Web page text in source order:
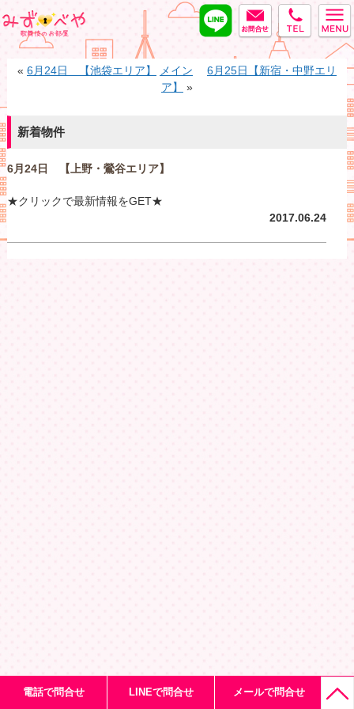
tel
MAIL
LINE
« 6月24日 【池袋エリア】 メイン
6月25日【新宿・中野エリ
ア】
»
新着物件
6月24日 【上野・鶯谷エリア】
★クリックで最新情報をGET★
2017.06.24
電話で問合せ LINEで問合せ メールで問合せ